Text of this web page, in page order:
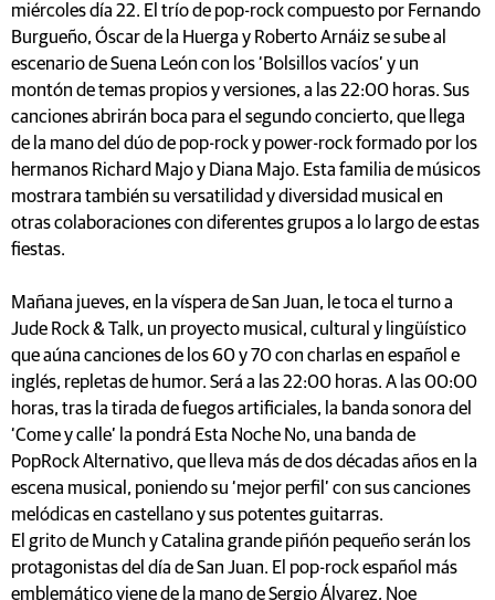
miércoles día 22. El trío de pop-rock compuesto por Fernando
Burgueño, Óscar de la Huerga y Roberto Arnáiz se sube al
escenario de Suena León con los ‘Bolsillos vacíos’ y un
montón de temas propios y versiones, a las 22:00 horas. Sus
canciones abrirán boca para el segundo concierto, que llega
de la mano del dúo de pop-rock y power-rock formado por los
hermanos Richard Majo y Diana Majo. Esta familia de músicos
mostrara también su versatilidad y diversidad musical en
otras colaboraciones con diferentes grupos a lo largo de estas
fiestas.
Mañana jueves, en la víspera de San Juan, le toca el turno a
Jude Rock & Talk, un proyecto musical, cultural y lingüístico
que aúna canciones de los 60 y 70 con charlas en español e
inglés, repletas de humor. Será a las 22:00 horas. A las 00:00
horas, tras la tirada de fuegos artificiales, la banda sonora del
‘Come y calle’ la pondrá Esta Noche No, una banda de
PopRock Alternativo, que lleva más de dos décadas años en la
escena musical, poniendo su ‘mejor perfil’ con sus canciones
melódicas en castellano y sus potentes guitarras.
El grito de Munch y Catalina grande piñón pequeño serán los
protagonistas del día de San Juan. El pop-rock español más
emblemático viene de la mano de Sergio Álvarez, Noe